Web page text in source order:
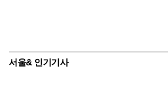
서울& 인기기사